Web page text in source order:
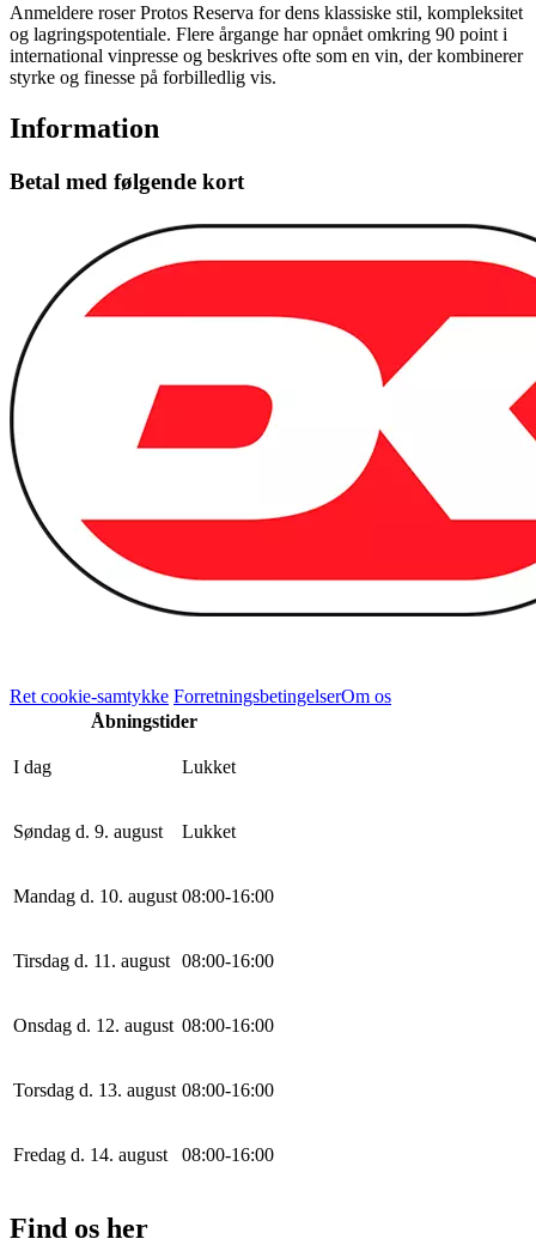
Anmeldere roser Protos Reserva for dens klassiske stil, kompleksitet
og lagringspotentiale. Flere årgange har opnået omkring 90 point i
international vinpresse og beskrives ofte som en vin, der kombinerer
styrke og finesse på forbilledlig vis.
Information
Betal med følgende kort
Ret cookie-samtykke ForretningsbetingelserOm os
Åbningstider
I dag Lukket
Søndag d. 9. august Lukket
Mandag d. 10. august 08:00-16:00
Tirsdag d. 11. august 08:00-16:00
Onsdag d. 12. august 08:00-16:00
Torsdag d. 13. august 08:00-16:00
Fredag d. 14. august 08:00-16:00
Find os her